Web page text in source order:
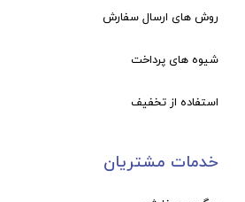
روش های ارسال سفارش
شیوه های پرداخت
استفاده از تخفیف
خدمات مشتریان